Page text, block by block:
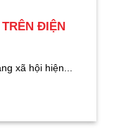
ĐIỆN
xã hội hiện...